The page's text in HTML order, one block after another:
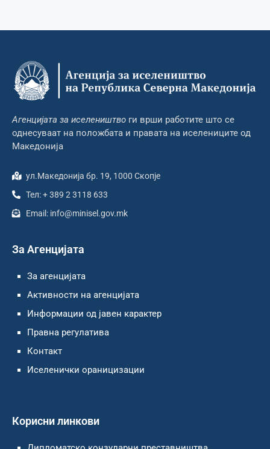
Агенцијата за иселеништво ги врши работите што се
однесуваат на положбата и правата на иселениците од
Македонија
ул.Македонија бр. 19, 1000 Скопје
Тел: + 389 2 3118 633
Email: info@minisel.gov.mk
За Агенцијата
За агенцијата
Активности на агенцијата
Информации од јавен карактер
Правна регулатива
Контакт
Иселенички ораницизации
Корисни линкови